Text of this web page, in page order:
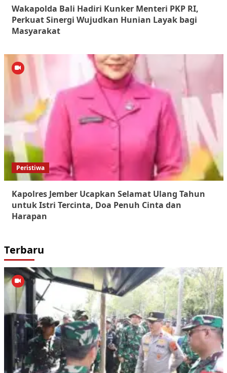
Wakapolda Bali Hadiri Kunker Menteri PKP RI,
Perkuat Sinergi Wujudkan Hunian Layak bagi
Masyarakat
Peristiwa
Kapolres Jember Ucapkan Selamat Ulang Tahun
untuk Istri Tercinta, Doa Penuh Cinta dan
Harapan
Terbaru